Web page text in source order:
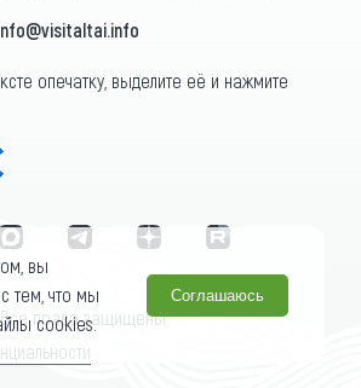
опечатку, выделите её и нажмите
права защищены.
вы
тем, что мы
cookies.
Соглашаюсь